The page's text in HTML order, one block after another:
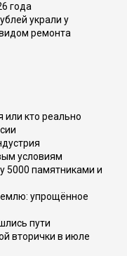
года
украли у
ремонта
или кто реально
условиям
5000 памятниками и
упрощённое
пути
вторички в июле